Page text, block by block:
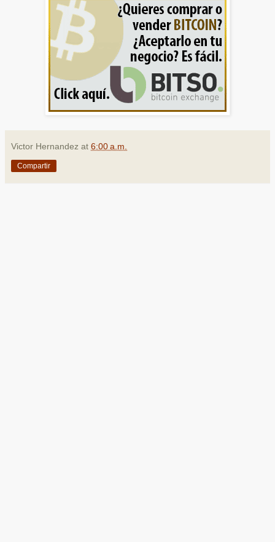
Victor Hernandez at 6:00 a.m.
Compartir